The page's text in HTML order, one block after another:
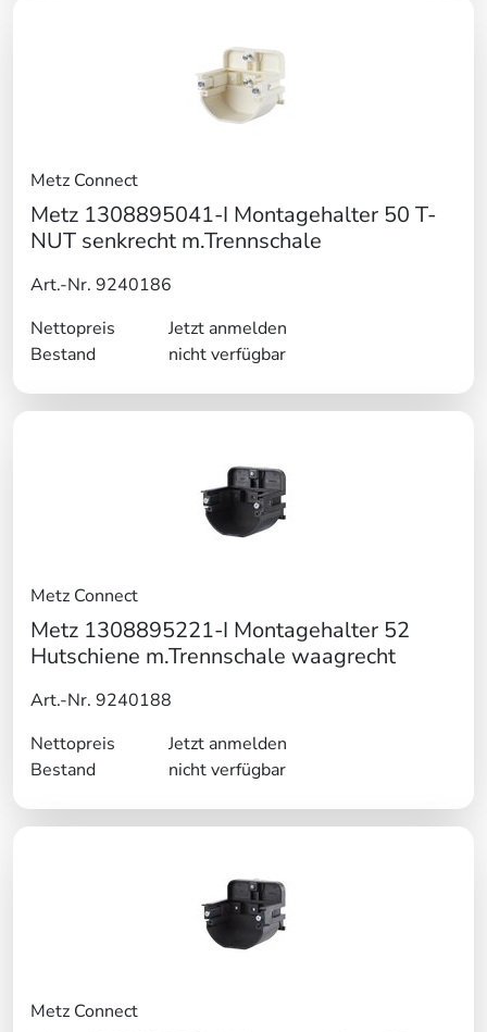
Metz Connect
Metz 1308895041-I Montagehalter 50 T-
NUT senkrecht m.Trennschale
Art.-Nr. 9240186
Nettopreis
Jetzt anmelden
Bestand
nicht verfügbar
Metz Connect
Metz 1308895221-I Montagehalter 52
Hutschiene m.Trennschale waagrecht
Art.-Nr. 9240188
Nettopreis
Jetzt anmelden
Bestand
nicht verfügbar
Metz Connect